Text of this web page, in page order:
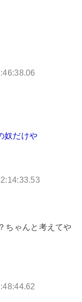
奴だけや
ちゃんと考えてや